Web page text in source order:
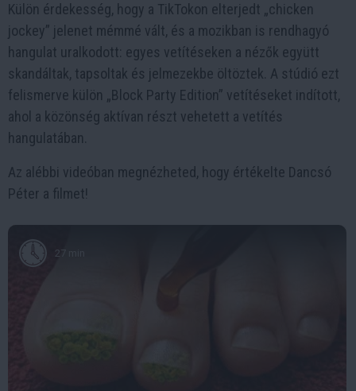
Külön érdekesség, hogy a TikTokon elterjedt „chicken
jockey” jelenet mémmé vált, és a mozikban is rendhagyó
hangulat uralkodott: egyes vetítéseken a nézők együtt
skandáltak, tapsoltak és jelmezekbe öltöztek. A stúdió ezt
felismerve külön „Block Party Edition” vetítéseket indított,
ahol a közönség aktívan részt vehetett a vetítés
hangulatában.
Az alébbi videóban megnézheted, hogy értékelte Dancsó
Péter a filmet!
27 min